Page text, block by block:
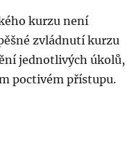
kurzu není
zvládnutí kurzu
jednotlivých úkolů,
poctivém přístupu.